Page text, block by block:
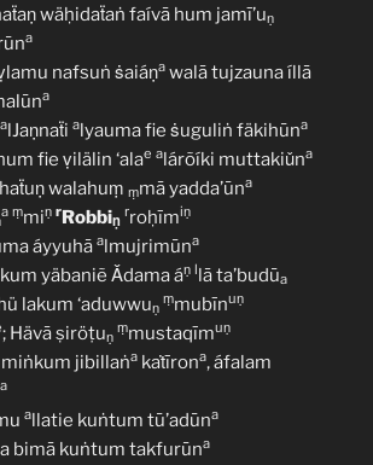
wäḥidaẗaṅ faívā hum jamī’uṇ
a
nafsuṅ ṡaiáṇa walā tujzauna íllā
a
alJaṇnaẗi alyauma fie ṡuguliṅ fäkihūna
fie ṿilälin ‘alae alárõíki muttakiǔna
walahuṃ ṃmā yadda’ūna
a ṃmiṇ rRobbiṇ
rroḥīmiṇ
áyyuhā almujrimūna
yäbaniẽ Ǎdama áṇ llā ta’budūa
lakum ‘aduwwuṇ
ṃmubīnuṇ
; Hävā ṣiröṭuṇ
ṃmustaqīmuṇ
jibillaṅa kaṫīrona, áfalam
a
allatie kuṅtum tū’adūna
bimā kuṅtum takfurūna